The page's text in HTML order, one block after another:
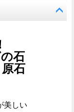
石
石
美しい